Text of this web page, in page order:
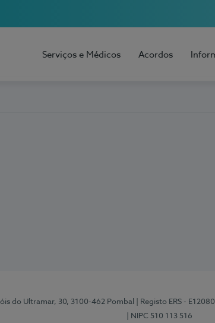
Serviços e Médicos Acordos
do Ultramar, 30, 3100-462 Pombal | Registo ERS -
| NIPC 510 113 516